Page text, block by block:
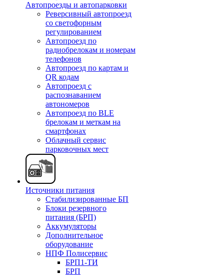
Автопроезды и автопарковки
Реверсивный автопроезд
со светофорным
регулированием
Автопроезд по
радиобрелокам и номерам
телефонов
Автопроезд по картам и
QR кодам
Автопроезд с
распознаванием
автономеров
Автопроезд по BLE
брелокам и меткам на
смартфонах
Облачный сервис
парковочных мест
Источники питания
Стабилизированные БП
Блоки резервного
питания (БРП)
Аккумуляторы
Дополнительное
оборудование
НПФ Полисервис
БРП1-ТИ
БРП